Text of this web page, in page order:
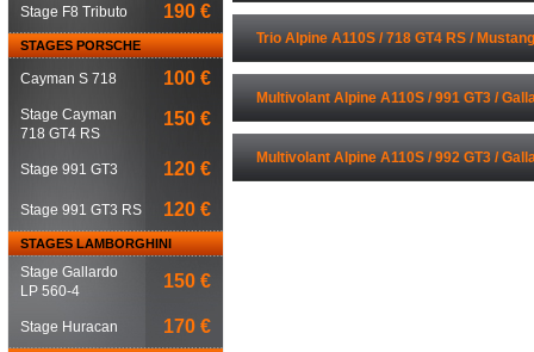
Stage F8 Tributo 190 €
STAGES PORSCHE
Cayman S 718 100 €
Stage Cayman
718 GT4 RS
150 €
Stage 991 GT3 120 €
Stage 991 GT3 RS 120 €
STAGES LAMBORGHINI
Stage Gallardo
LP 560-4
150 €
Stage Huracan 170 €
Trio Alpine A110S / 718 GT4 RS / Mustang
Multivolant Alpine A110S / 991 GT3 /
Multivolant Alpine A110S / 992 GT3 /